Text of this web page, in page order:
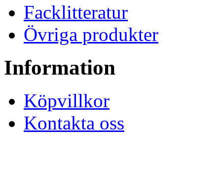
Facklitteratur
Övriga produkter
Information
Köpvillkor
Kontakta oss